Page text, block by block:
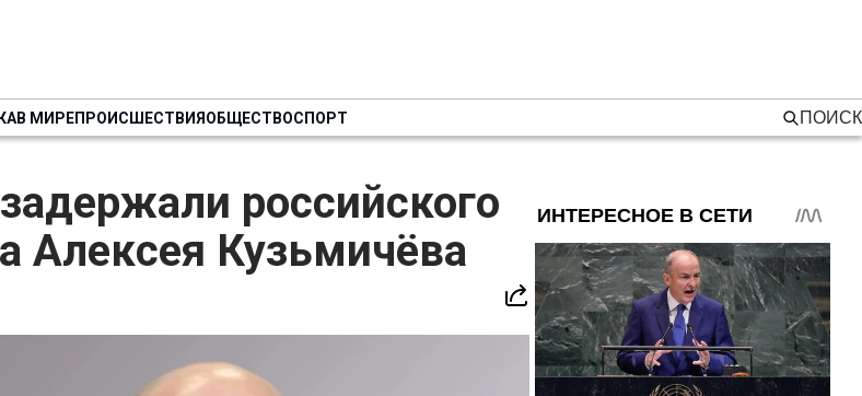
В МИРЕПРОИСШЕСТВИЯОБЩЕСТВОСПОРТ ПОИСК
российского
Алексея Кузьмичёва